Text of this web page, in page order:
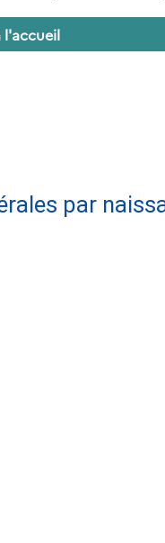
par